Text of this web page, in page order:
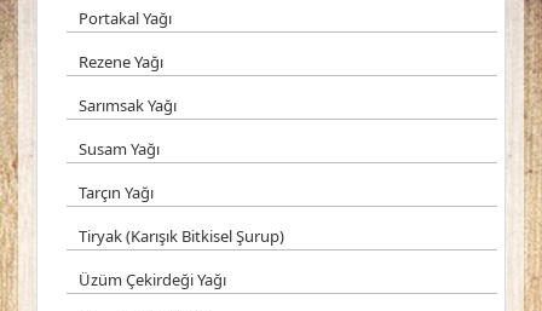
Portakal Yağı
Rezene Yağı
Sarımsak Yağı
Susam Yağı
Tarçın Yağı
Tiryak (Karışık Bitkisel Şurup)
Üzüm Çekirdeği Yağı